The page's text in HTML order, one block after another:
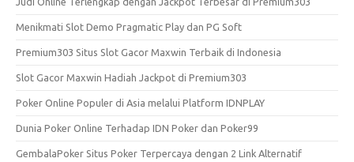
Menikmati Slot Demo Pragmatic Play dan PG Soft
Premium303 Situs Slot Gacor Maxwin Terbaik di Indonesia
Slot Gacor Maxwin Hadiah Jackpot di Premium303
Poker Online Populer di Asia melalui Platform IDNPLAY
Dunia Poker Online Terhadap IDN Poker dan Poker99
GembalaPoker Situs Poker Terpercaya dengan 2 Link Alternatif